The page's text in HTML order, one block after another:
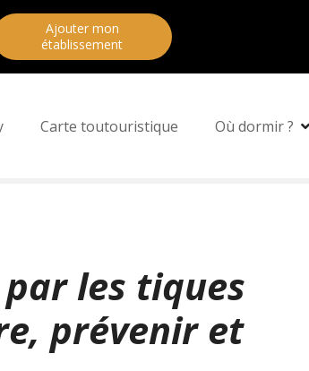
Ajouter mon
établissement
Carte toutouristique Où dormir ?
les tiques
prévenir et